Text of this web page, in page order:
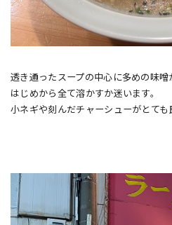
透き通ったスープの中心に多めの味噌
はじめから全て溶かすか迷います。
小ネギや刻んだチャーシューがとても